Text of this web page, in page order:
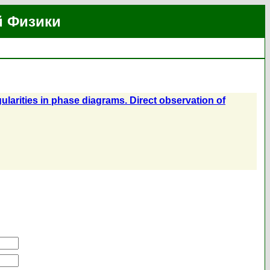
Физики
in phase diagrams. Direct observation of